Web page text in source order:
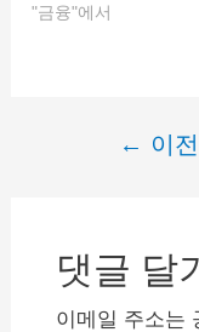
니다. 자세한 청년전세
전세임대 신청대상자
주택요건 및 소득, 자
사업지역 내 대학에 재
또는…
"금융"에서
게
← 이
댓글 달
이메일 주소는